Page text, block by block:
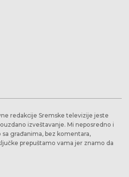
redakcije Sremske televizije jeste
izveštavanje. Mi neposredno i
građanima, bez komentara,
prepuštamo vama jer znamo da